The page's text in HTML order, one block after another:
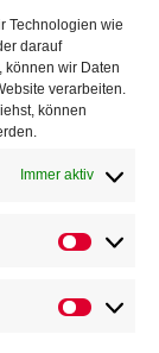
Technologien wie
darauf
können wir Daten
verarbeiten.
können
Immer aktiv